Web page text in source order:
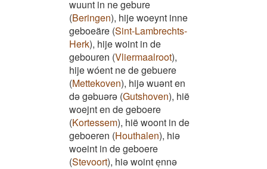
wuunt in ne gebure
(Beringen), hije woeynt inne
geboeäre (Sint-Lambrechts-
Herk), hije woint in de
gebouren (Vliermaalroot),
hije wóent ne de gebuere
(Mettekoven), hijə wuənt en
də gəbuərə (Gutshoven), hië
woejnt en de geboere
(Kortessem), hië woont in de
geboeren (Houthalen), hiə
woeint in de geboere
(Stevoort), hiə woint eͅnnə